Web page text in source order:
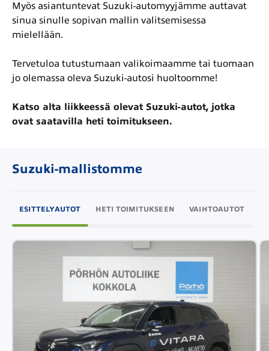
Myös asiantuntevat Suzuki-automyyjämme auttavat
sinua sinulle sopivan mallin valitsemisessa
mielellään.
Tervetuloa tutustumaan valikoimaamme tai tuomaan
jo olemassa oleva Suzuki-autosi huoltoomme!
Katso alta liikkeessä olevat Suzuki-autot, jotka
ovat saatavilla heti toimitukseen.
Suzuki-mallistomme
ESITTELYAUTOT HETI TOIMITUKSEEN VAIHTOAUTOT